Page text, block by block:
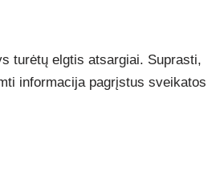
turėtų elgtis atsargiai. Suprasti,
informacija pagrįstus sveikatos